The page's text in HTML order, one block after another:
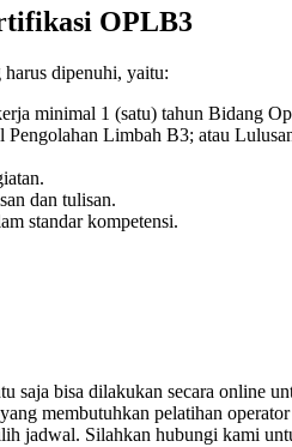
OPLB3
dipenuhi, yaitu:
minimal 1 (satu) tahun Bidang
Limbah B3; atau
dan tulisan.
standar kompetensi.
saja bisa dilakukan secara online
membutuhkan pelatihan
jadwal. Silahkan hubungi kami